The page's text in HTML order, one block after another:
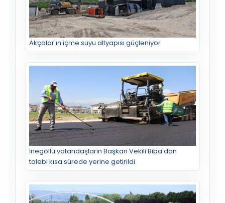
Akçalar'ın içme suyu altyapısı güçleniyor
İnegöllü vatandaşların Başkan Vekili Biba'dan
talebi kısa sürede yerine getirildi